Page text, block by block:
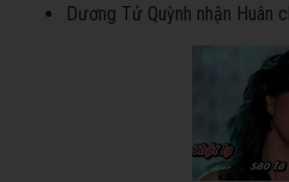
Dương Tử Quỳnh nhận Huân